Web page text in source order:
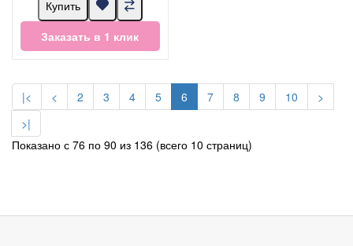
Купить
Заказать в 1 клик
|< < 2 3 4 5 6 7 8 9 10
>
>|
Показано с 76 по 90 из 136 (всего 10 страниц)